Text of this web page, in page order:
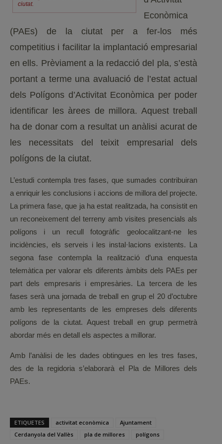
ciutat.
Econòmica
(PAEs) de la ciutat per a fer-los més
competitius i facilitar la implantació empresarial
en ells. Prèviament a la redacció del pla, s’està
portant a terme una avaluació de l’estat actual
dels Polígons d’Activitat Econòmica per poder
identificar les àrees de millora. Aquest treball
ha de donar com a resultat un anàlisi acurat de
les necessitats del teixit empresarial dels
polígons de la ciutat.
L’estudi contempla tres fases, que sumades contribuiran
a enriquir les conclusions i accions de millora del projecte.
La primera fase, que ja ha estat realitzada, ha consistit en
un reconeixement del terreny amb visites presencials als
polígons i un recull fotogràfic geolocalitzant-ne les
incidències, els serveis i les instal·lacions existents. La
segona fase contempla la realització d’una enquesta
telemàtica per valorar els diferents àmbits dels PAEs per
part dels empresaris i empresàries. La tercera de les
fases serà una jornada de treball en grup el 20 d’octubre
amb les representants de les empreses dels diferents
polígons de la ciutat. Aquest treball en grup permetrà
abordar més en detall els aspectes a millorar.
Amb l’anàlisi de les dades obtingues en les tres fases,
des de la regidoria s’elaborarà el Pla de Millores dels
PAEs.
ETIQUETES activitat econòmica
Ajuntament
Cerdanyola del Vallès
pla de millores polígons